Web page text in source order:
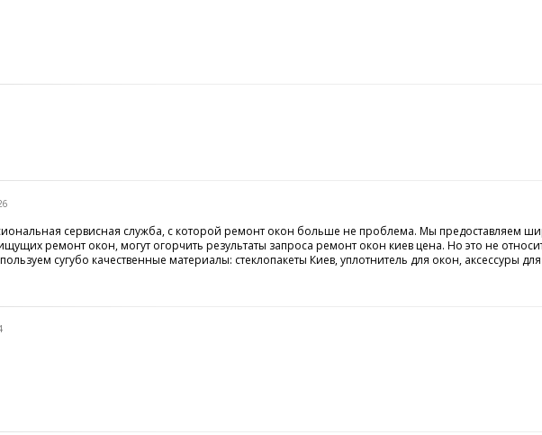
сервисная служба, с которой ремонт окон больше не проблема. Мы предоставляем
ремонт окон, могут огорчить результаты запроса ремонт окон киев цена. Но это не
сугубо качественные материалы: стеклопакеты Киев, уплотнитель для окон,